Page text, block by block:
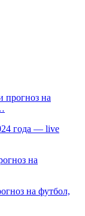
прогноз на
года — live
на
на футбол,